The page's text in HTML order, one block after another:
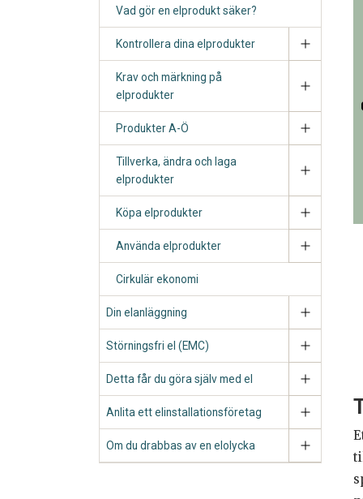
Vad gör en elprodukt säker?
Kontrollera dina elprodukter
Krav och märkning på
elprodukter
Produkter A-Ö
Tillverka, ändra och laga
elprodukter
Köpa elprodukter
Använda elprodukter
Cirkulär ekonomi
Din elanläggning
Störningsfri el (EMC)
Detta får du göra själv med el
Anlita ett elinstallationsföretag
Om du drabbas av en elolycka